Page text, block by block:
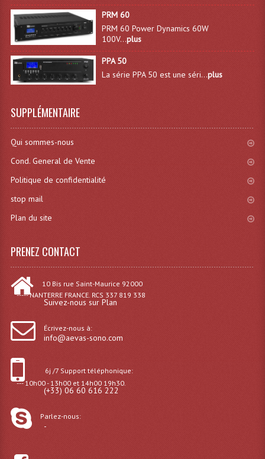
Lampes Ampoules
Ampoules - Tubes Lumière Noire Black Gun
Lampes À Décharges
Lampes Halogenes Divers
Panneaux, Piste Danse À Leds
Projecteur Extérieur Multifaisceaux
Projecteur Led Sur Batterie
Projecteurs À Leds D'extérieurs
PRM 60
PRM 60 Power Dynamics 60W
100V...plus
PPA 50
La série PPA 50 est une séri...plus
SUPPLÉMENTAIRE
Qui sommes-nous
Cond. General de Vente
Politique de confidentialité
stop mail
Plan du site
PRENEZ CONTACT
10 Bis rue Saint-Maurice 92000
----- NANTERRE FRANCE. RCS 337 819 338
Suivez-nous sur Plan
Écrivez-nous à:
info@aevas-sono.com
6j /7 Support téléphonique:
--- 10h00 - 13h00 et 14h00 19h30.
(+33) 06 60 616 222
Parlez-nous:
-